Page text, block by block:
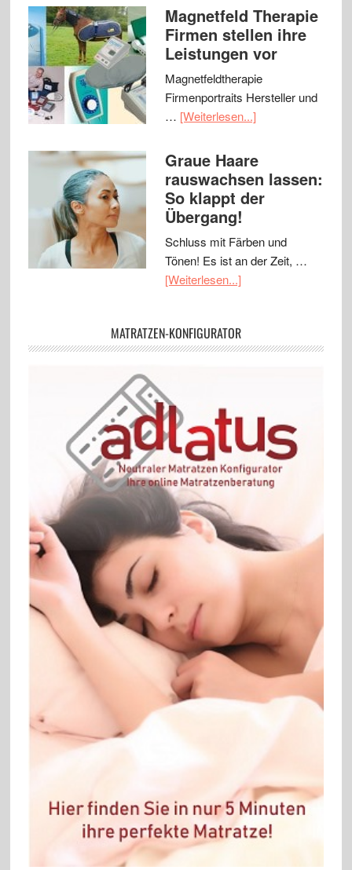
Magnetfeld Therapie
Firmen stellen ihre
Leistungen vor
Magnetfeldtherapie
Firmenportraits Hersteller und
… [Weiterlesen...]
Graue Haare
rauswachsen lassen:
So klappt der
Übergang!
Schluss mit Färben und
Tönen! Es ist an der Zeit, …
[Weiterlesen...]
MATRATZEN-KONFIGURATOR